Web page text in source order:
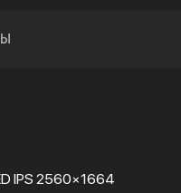
IPS 2560×1664